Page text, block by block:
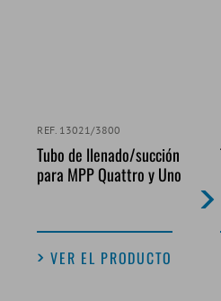
REF. 13021/3800
Tubo de llenado/succión
para MPP Quattro y Uno
VER EL PRODUCTO